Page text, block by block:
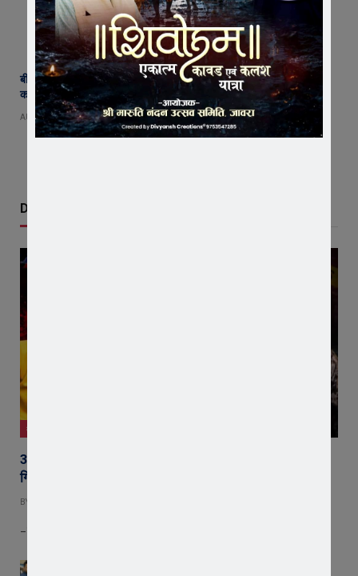
बीमा कंपनी के खिलाफ किसानों का विस्फोट ! जावरा में वाहनों की रैली, एसडीएम
कार्यालय का घेराव, ‘घोड़ारोज मारने की अनुमति दो’ की उठी मांग
AUGUST 4, 2026
Don't Miss
क्राइम न्यूज़
36 घंटे में अंधे कत्ल का खुलासा : सिंदुरकिया हत्याकांड का आरोपी
गिरफ्तार, चाकू बरामद
BY
– छह माह पुराने छेड़छाड़ प्रकरण की रंजिश में हुई थी शहनवाज उर्फ साहिल की…